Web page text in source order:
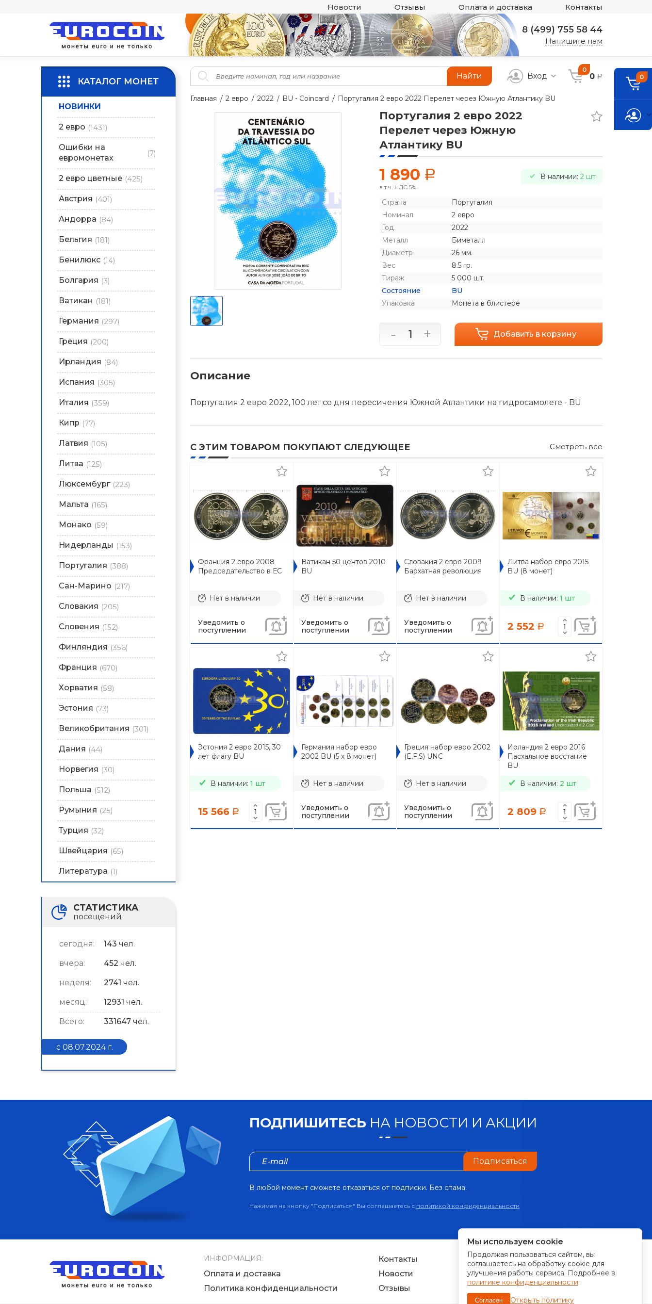
Новости Отзывы Оплата и доставка Контакты
8 (499) 755 58 44
Напишите нам
КАТАЛОГ МОНЕТ
НОВИНКИ
2 евро (1431)
Ошибки на
евромонетах
(7)
2 евро цветные (425)
Австрия (401)
Андорра (84)
Бельгия (181)
Бенилюкс (14)
Болгария (3)
Ватикан (181)
Германия (297)
Греция (200)
Ирландия (84)
Испания (305)
Италия (359)
Кипр (77)
Латвия (105)
Литва (125)
Люксембург (223)
Мальта (165)
Монако (59)
Нидерланды (153)
Португалия (388)
Сан-Марино (217)
Словакия (205)
Словения (152)
Финляндия (356)
Франция (670)
Хорватия (58)
Эстония (73)
Великобритания (301)
Дания (44)
Норвегия (30)
Польша (512)
Румыния (25)
Турция (32)
Швейцария (65)
Литература (1)
СТАТИСТИКА
посещений
сегодня: 143 чел.
вчера: 452 чел.
неделя: 2741 чел.
месяц: 12931 чел.
Всего: 331647 чел.
с 08.07.2024 г.
Найти Вход
0
0 a
Главная 2 евро 2022 BU - Coincard Португалия 2 евро 2022 Перелет через Южную Атлантику BU
Португалия 2 евро 2022
Перелет через Южную
Атлантику BU
1 890 a
в т.ч. НДС 5%
В наличии: 2 шт
Страна
Португалия
Номинал
2 евро
Год
2022
Металл
Биметалл
Диаметр
26 мм.
Вес
8.5 гр.
Тираж
5 000 шт.
Состояние
BU
Упаковка
Монета в блистере
- + Добавить в корзину
Описание
Португалия 2 евро 2022, 100 лет со дня пересичения Южной Атлантики на гидросамолете - BU
С ЭТИМ ТОВАРОМ ПОКУПАЮТ СЛЕДУЮЩЕЕ Смотреть все
Франция 2 евро 2008
Председательство в ЕС
Нет в наличии
Уведомить о
поступлении
Ватикан 50 центов 2010
BU
Нет в наличии
Уведомить о
поступлении
Словакия 2 евро 2009
Бархатная революция
Нет в наличии
Уведомить о
поступлении
Литва набор евро 2015
BU (8 монет)
В наличии: 1 шт
2 552 a
Эстония 2 евро 2015, 30
лет флагу BU
В наличии: 1 шт
15 566 a
Германия набор евро
2002 BU (5 x 8 монет)
Нет в наличии
Уведомить о
поступлении
Греция набор евро 2002
(E,F,S) UNC
Нет в наличии
Уведомить о
поступлении
Ирландия 2 евро 2016
Пасхальное восстание
BU
В наличии: 2 шт
2 809 a
ПОДПИШИТЕСЬ НА НОВОСТИ И АКЦИИ
Подписаться
В любой момент сможете отказаться от подписки. Без спама.
Нажимая на кнопку "Подписаться" Вы соглашаетесь с политикой конфиденциальности
ИНФОРМАЦИЯ:
Контакты
Оплата и доставка
Новости
Политика конфиденциальности
Отзывы
ПРИНИМАЕМ К ОПЛАТЕ:
0
Мы используем cookie
Продолжая пользоваться сайтом, вы
соглашаетесь на обработку cookie для
улучшения работы сервиса. Подробнее в
политике конфиденциальности.
Согласен Открыть политику